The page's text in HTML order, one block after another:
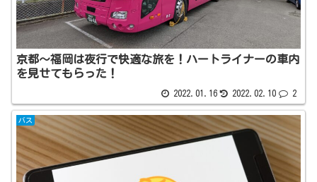
京都～福岡は夜行で快適な旅を！ハートライナーの車内
を見せてもらった！
2022.01.16 2022.02.10 2
バス